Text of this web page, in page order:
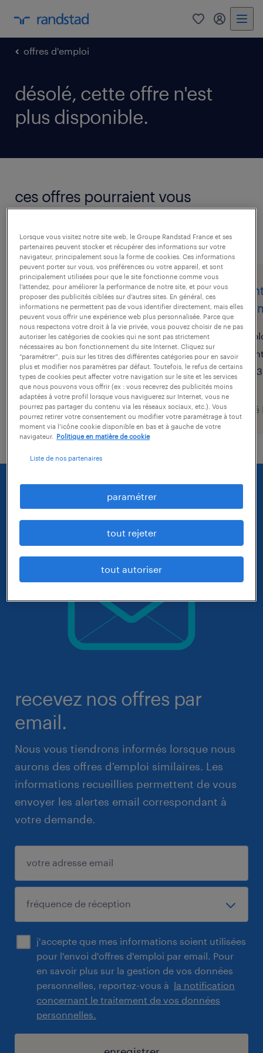
0 mon
offres d'emploi
désolé, cette offre n'est
plus disponible.
ces offres pourraient vous
intéresser.
voir toutes les offres
agent de montage
assemblage (f/h)
les herbiers, vendée
intérim
12,31 € par heure
publié le 31 juillet 2026
recevez nos offres par
email.
Nous vous tiendrons informés lorsque nous
aurons des offres d'emploi similaires. Les
informations recueillies permettent de vous
envoyer les alertes email correspondant à
votre demande.
j'accepte que mes informations soient utilisées
pour l'envoi d'offres d'emploi par email. Pour
en savoir plus sur la gestion de vos données
personnelles, reportez-vous à la notification
concernant le traitement de vos données
personnelles.
Lorsque vous visitez notre site web, le Groupe Randstad France et ses
partenaires peuvent stocker et récupérer des informations sur votre
navigateur, principalement sous la forme de cookies. Ces informations
peuvent porter sur vous, vos préférences ou votre appareil, et sont
principalement utilisées pour que le site fonctionne comme vous
l’attendez, pour améliorer la performance de notre site, et pour vous
proposer des publicités ciblées sur d’autres sites. En général, ces
informations ne permettent pas de vous identifier directement, mais elles
peuvent vous offrir une expérience web plus personnalisée. Parce que
nous respectons votre droit à la vie privée, vous pouvez choisir de ne pas
autoriser les catégories de cookies qui ne sont pas strictement
nécessaires au bon fonctionnement du site Internet. Cliquez sur
“paramétrer”, puis sur les titres des différentes catégories pour en savoir
plus et modifier nos paramètres par défaut. Toutefois, le refus de certains
types de cookies peut affecter votre navigation sur le site et les services
que nous pouvons vous offrir (ex : vous recevrez des publicités moins
adaptées à votre profil lorsque vous naviguerez sur Internet, vous ne
pourrez pas partager du contenu via les réseaux sociaux, etc.). Vous
pourrez retirer votre consentement ou modifier votre paramétrage à tout
moment via l’icône cookie disponible en bas et à gauche de votre
navigateur.
Politique en matière de cookie
Liste de nos partenaires
paramétrer
tout rejeter
tout autoriser